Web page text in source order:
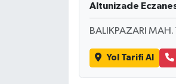
Altunizade
BALIKPAZARI MAH.
Yol Tarifi Al